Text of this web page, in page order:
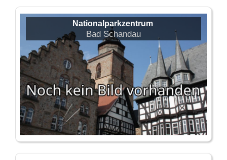
Nationalparkzentrum
Bad Schandau